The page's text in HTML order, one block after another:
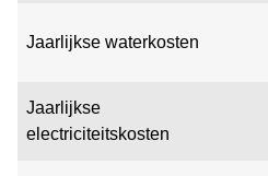
Jaarlijkse waterkosten
Jaarlijkse
electriciteitskosten